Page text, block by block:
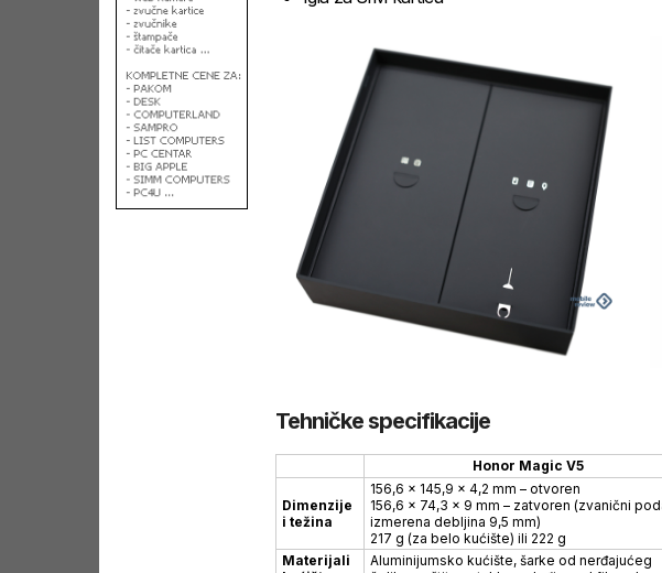
Tehničke specifikacije
Honor Magic V5
Dimenzije
i težina
156,6 x 145,9 x 4,2 mm – otvoren
156,6 x 74,3 x 9 mm – zatvoren (zvanični
izmerena debljina 9,5 mm)
217 g (za belo kućište) ili 222 g
Materijali
Aluminijumsko kućište, šarke od nerđajućeg